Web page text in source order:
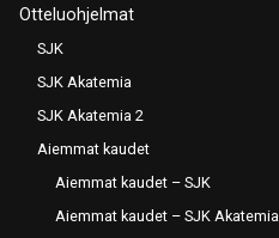
Otteluohjelmat
SJK
SJK Akatemia
SJK Akatemia 2
Aiemmat kaudet
Aiemmat kaudet – SJK
Aiemmat kaudet – SJK Akatemia